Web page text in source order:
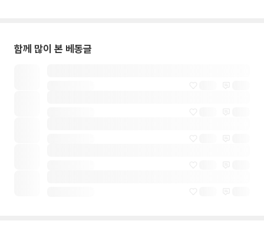
함께 많이 본 베동글